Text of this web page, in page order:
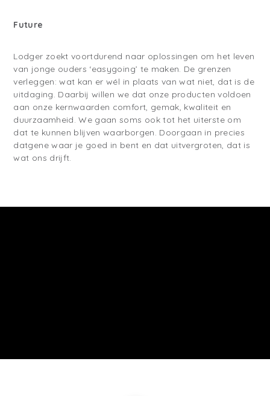
Future
Lodger zoekt voortdurend naar oplossingen om het leven
van jonge ouders ‘easygoing’ te maken. De grenzen
verleggen: wat kan er wél in plaats van wat niet, dat is de
uitdaging. Daarbij willen we dat onze producten voldoen
aan onze kernwaarden comfort, gemak, kwaliteit en
duurzaamheid. We gaan soms ook tot het uiterste om
dat te kunnen blijven waarborgen. Doorgaan in precies
datgene waar je goed in bent en dat uitvergroten, dat is
wat ons drijft.